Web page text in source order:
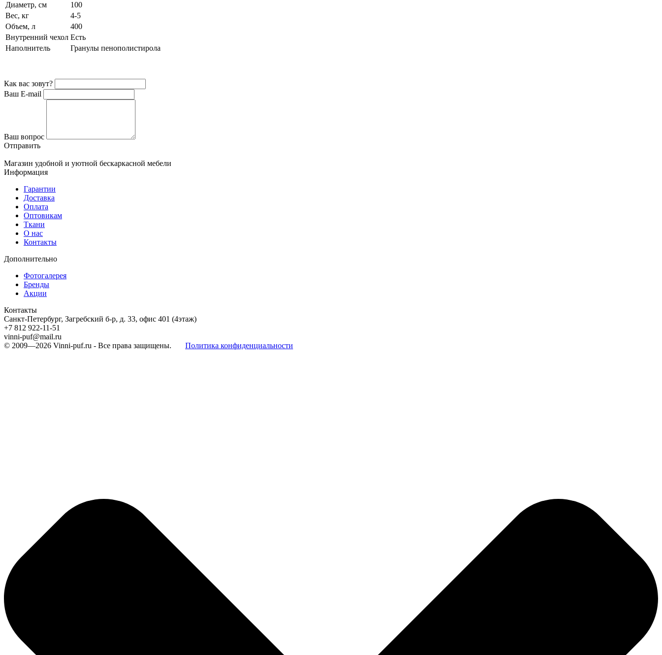
Диаметр, см
100
Вес, кг
4-5
Объем, л
400
Внутренний чехол Есть
Наполнитель
Гранулы пенополистирола
Как вас зовут?
Ваш E-mail
Ваш вопрос
Отправить
Магазин удобной и уютной бескаркасной мебели
Информация
Гарантии
Доставка
Оплата
Оптовикам
Ткани
О нас
Контакты
Дополнительно
Фотогалерея
Бренды
Акции
Контакты
Санкт-Петербург, Загребский б-р, д. 33, офис 401 (4этаж)
+7 812 922-11-51
vinni-puf@mail.ru
© 2009—2026 Vinni-puf.ru - Все права защищены. Политика конфиденциальности